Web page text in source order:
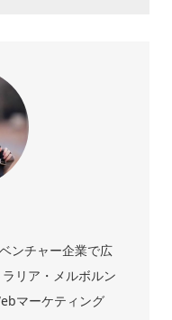
ンチャー企業で広
リア・メルボルン
マーケティング